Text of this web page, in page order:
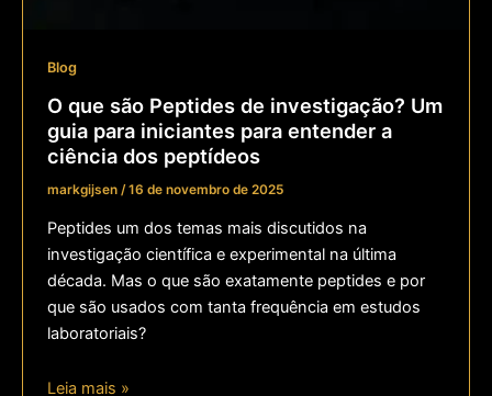
Blog
O que são Peptides de investigação? Um
guia para iniciantes para entender a
ciência dos peptídeos
markgijsen /16 de novembro de 2025
Peptides um dos temas mais discutidos na
investigação científica e experimental na última
década. Mas o que são exatamente peptides e por
que são usados com tanta frequência em estudos
laboratoriais?
Leia mais »